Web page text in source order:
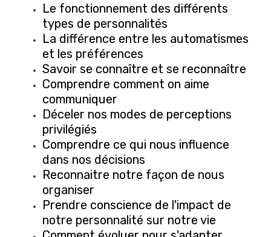
Le fonctionnement des différents
types de personnalités
La différence entre les automatismes
et les préférences
Savoir se connaître et se reconnaître
Comprendre comment on aime
communiquer
Déceler nos modes de perceptions
privilégiés
Comprendre ce qui nous influence
dans nos décisions
Reconnaitre notre façon de nous
organiser
Prendre conscience de l'impact de
notre personnalité sur notre vie